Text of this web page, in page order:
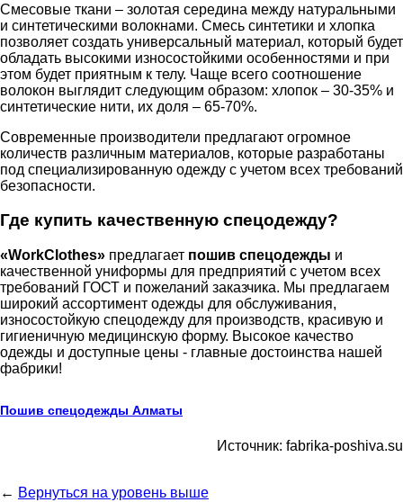
Смесовые ткани – золотая середина между натуральными
и синтетическими волокнами. Смесь синтетики и хлопка
позволяет создать универсальный материал, который будет
обладать высокими износостойкими особенностями и при
этом будет приятным к телу. Чаще всего соотношение
волокон выглядит следующим образом: хлопок – 30-35% и
синтетические нити, их доля – 65-70%.
Современные производители предлагают огромное
количеств различным материалов, которые разработаны
под специализированную одежду с учетом всех требований
безопасности.
Где купить качественную спецодежду?
«WorkClothes» предлагает пошив спецодежды и
качественной униформы для предприятий с учетом всех
требований ГОСТ и пожеланий заказчика. Мы предлагаем
широкий ассортимент одежды для обслуживания,
износостойкую спецодежду для производств, красивую и
гигиеничную медицинскую форму. Высокое качество
одежды и доступные цены - главные достоинства нашей
фабрики!
Пошив спецодежды Алматы
Источник: fabrika-poshiva.su
← Вернуться на уровень выше